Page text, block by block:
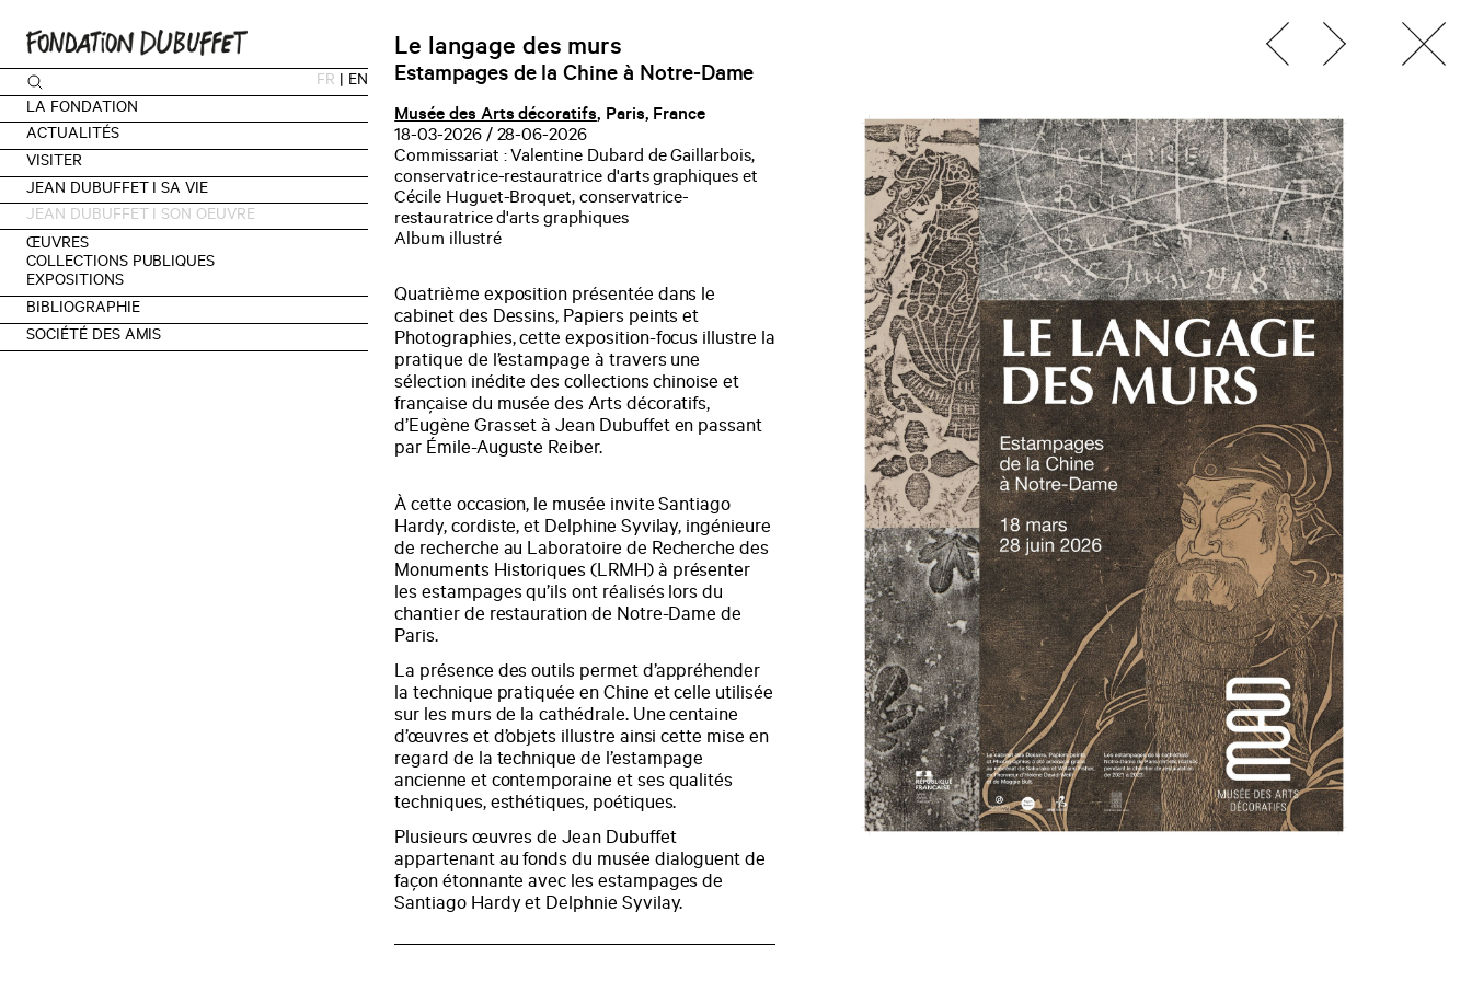
FR | EN
LA FONDATION
ACTUALITÉS
VISITER
JEAN DUBUFFET I SA VIE
JEAN DUBUFFET I SON OEUVRE
ŒUVRES
COLLECTIONS PUBLIQUES
EXPOSITIONS
BIBLIOGRAPHIE
SOCIÉTÉ DES AMIS
Le langage des murs
Estampages de la Chine à Notre-Dame
Musée des Arts décoratifs, Paris, France
18-03-2026 / 28-06-2026
Commissariat : Valentine Dubard de Gaillarbois,
conservatrice-restauratrice d'arts graphiques et
Cécile Huguet-Broquet, conservatrice-
restauratrice d'arts graphiques
Album illustré
Quatrième exposition présentée dans le
cabinet des Dessins, Papiers peints et
Photographies, cette exposition-focus illustre la
pratique de l’estampage à travers une
sélection inédite des collections chinoise et
française du musée des Arts décoratifs,
d’Eugène Grasset à Jean Dubuffet en passant
par Émile-Auguste Reiber.
À cette occasion, le musée invite Santiago
Hardy, cordiste, et Delphine Syvilay, ingénieure
de recherche au Laboratoire de Recherche des
Monuments Historiques (LRMH) à présenter
les estampages qu’ils ont réalisés lors du
chantier de restauration de Notre-Dame de
Paris.
La présence des outils permet d’appréhender
la technique pratiquée en Chine et celle utilisée
sur les murs de la cathédrale. Une centaine
d’œuvres et d’objets illustre ainsi cette mise en
regard de la technique de l’estampage
ancienne et contemporaine et ses qualités
techniques, esthétiques, poétiques.
Plusieurs œuvres de Jean Dubuffet
appartenant au fonds du musée dialoguent de
façon étonnante avec les estampages de
Santiago Hardy et Delphnie Syvilay.